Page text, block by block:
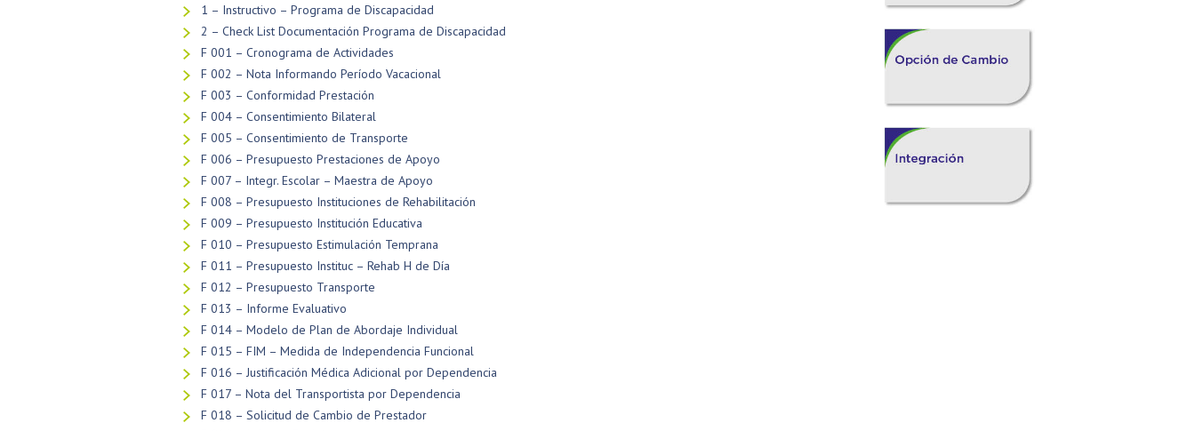
1 – Instructivo – Programa de Discapacidad
2 – Check List Documentación Programa de Discapacidad
F 001 – Cronograma de Actividades
F 002 – Nota Informando Período Vacacional
F 003 – Conformidad Prestación
F 004 – Consentimiento Bilateral
F 005 – Consentimiento de Transporte
F 006 – Presupuesto Prestaciones de Apoyo
F 007 – Integr. Escolar – Maestra de Apoyo
F 008 – Presupuesto Instituciones de Rehabilitación
F 009 – Presupuesto Institución Educativa
F 010 – Presupuesto Estimulación Temprana
F 011 – Presupuesto Instituc – Rehab H de Día
F 012 – Presupuesto Transporte
F 013 – Informe Evaluativo
F 014 – Modelo de Plan de Abordaje Individual
F 015 – FIM – Medida de Independencia Funcional
F 016 – Justificación Médica Adicional por Dependencia
F 017 – Nota del Transportista por Dependencia
F 018 – Solicitud de Cambio de Prestador